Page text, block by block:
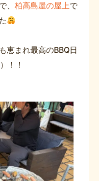
、 柏高島屋の屋上で
恵まれ最高のBBQ日
）！！